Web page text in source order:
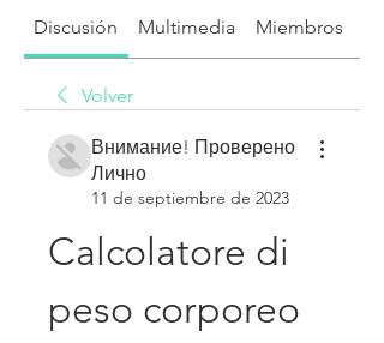
Discusión Multimedia Miembros
Volver
Внимание! Проверено
Лично
11 de septiembre de 2023
Calcolatore di
peso corporeo